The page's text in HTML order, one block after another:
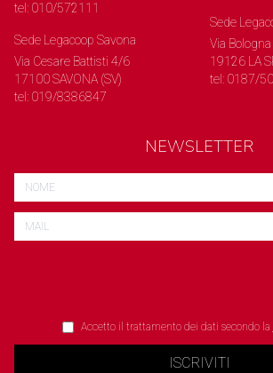
tel: 010/572111
Sede Legacoop Savona
Via Cesare Battisti 4/6
17100 SAVONA (SV)
tel: 019/8386847
Sede
Via
19126 LA
tel: 0187/
NEWSLETTER
Accetto il trattamento dei dati secondo la
ISCRIVITI